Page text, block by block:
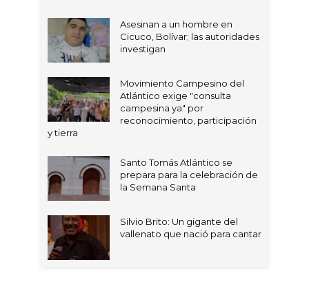
Asesinan a un hombre en
Cicuco, Bolívar; las autoridades
investigan
Movimiento Campesino del
Atlántico exige "consulta
campesina ya" por
reconocimiento, participación
y tierra
Santo Tomás Atlántico se
prepara para la celebración de
la Semana Santa
Silvio Brito: Un gigante del
vallenato que nació para cantar